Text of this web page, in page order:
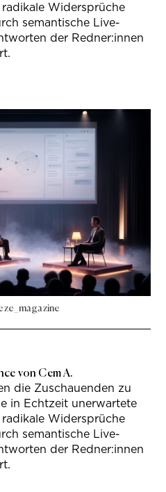
Widersprüche
semantische Live-
der Redner:innen
von Cem A.
die Zuschauenden zu
in Echtzeit unerwartete
Widersprüche
semantische Live-
der Redner:innen